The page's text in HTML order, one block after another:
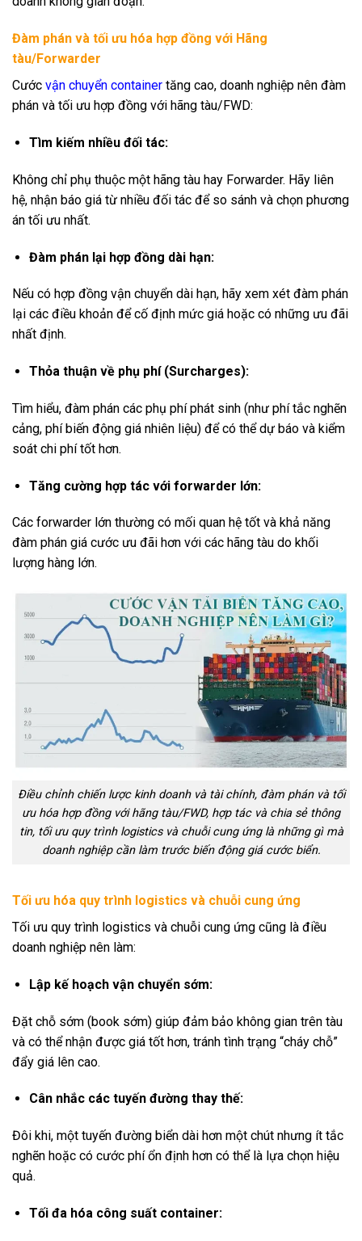
Đàm phán và tối ưu hóa hợp đồng với Hãng
tàu/Forwarder
Cước vận chuyển container tăng cao, doanh nghiệp nên đàm
phán và tối ưu hợp đồng với hãng tàu/FWD:
Tìm kiếm nhiều đối tác:
Không chỉ phụ thuộc một hãng tàu hay Forwarder. Hãy liên
hệ, nhận báo giá từ nhiều đối tác để so sánh và chọn phương
án tối ưu nhất.
Đàm phán lại hợp đồng dài hạn:
Nếu có hợp đồng vận chuyển dài hạn, hãy xem xét đàm phán
lại các điều khoản để cố định mức giá hoặc có những ưu đãi
nhất định.
Thỏa thuận về phụ phí (Surcharges):
Tìm hiểu, đàm phán các phụ phí phát sinh (như phí tắc nghẽn
cảng, phí biến động giá nhiên liệu) để có thể dự báo và kiểm
soát chi phí tốt hơn.
Tăng cường hợp tác với forwarder lớn:
Các forwarder lớn thường có mối quan hệ tốt và khả năng
đàm phán giá cước ưu đãi hơn với các hãng tàu do khối
lượng hàng lớn.
Điều chỉnh chiến lược kinh doanh và tài chính, đàm phán và tối
ưu hóa hợp đồng với hãng tàu/FWD, hợp tác và chia sẻ thông
tin, tối ưu quy trình logistics và chuỗi cung ứng là những gì mà
doanh nghiệp cần làm trước biến động giá cước biển.
Tối ưu hóa quy trình logistics và chuỗi cung ứng
Tối ưu quy trình logistics và chuỗi cung ứng cũng là điều
doanh nghiệp nên làm:
Lập kế hoạch vận chuyển sớm:
Đặt chỗ sớm (book sớm) giúp đảm bảo không gian trên tàu
và có thể nhận được giá tốt hơn, tránh tình trạng “cháy chỗ”
đẩy giá lên cao.
Cân nhắc các tuyến đường thay thế:
Đôi khi, một tuyến đường biển dài hơn một chút nhưng ít tắc
nghẽn hoặc có cước phí ổn định hơn có thể là lựa chọn hiệu
quả.
Tối đa hóa công suất container: